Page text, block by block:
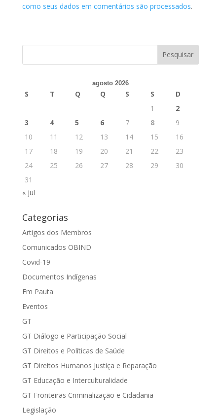
como seus dados em comentários são processados.
agosto 2026
S T Q Q S S
D
1
2
3
4 5 6 7 8
9
10
11 12 13 14 15
16
17
18 19 20 21 22
23
24
25 26 27 28 29
30
31
« jul
Categorias
Artigos dos Membros
Comunicados OBIND
Covid-19
Documentos Indígenas
Em Pauta
Eventos
GT
GT Diálogo e Participação Social
GT Direitos e Políticas de Saúde
GT Direitos Humanos Justiça e Reparação
GT Educação e Interculturalidade
GT Fronteiras Criminalização e Cidadania
Legislação